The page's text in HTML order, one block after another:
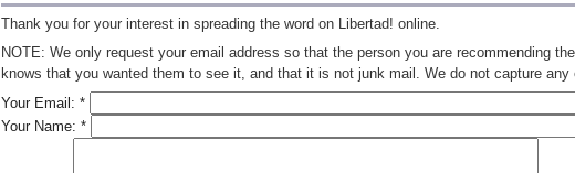
Thank you for your interest in spreading the word on Libertad! online.
NOTE: We only request your email address so that the person you are recommending
knows that you wanted them to see it, and that it is not junk mail. We do not capture any
Your Email: *
Your Name: *